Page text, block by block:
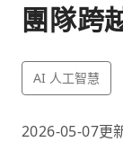
報名
團隊跨
AI 人工智慧
2026-05-07更